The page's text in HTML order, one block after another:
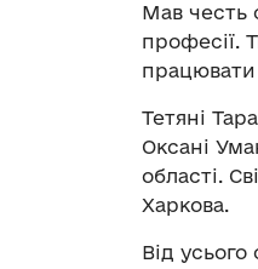
Мав честь
професії.
Тетяні
Оксані
області.
Харкова.
Від